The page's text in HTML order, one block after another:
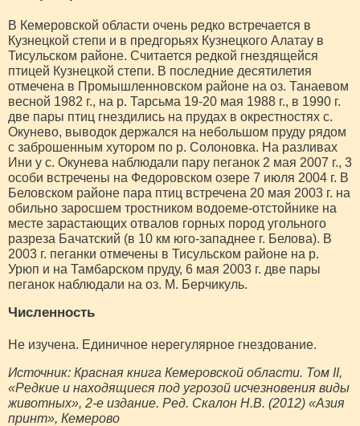
В Кемеровской области очень редко встречается в
Кузнецкой степи и в предгорьях Кузнецкого Алатау в
Тисульском районе. Считается редкой гнездящейся
птицей Кузнецкой степи. В последние десятилетия
отмечена в Промышленновском районе на оз. Танаевом
весной 1982 г., на р. Тарсьма 19-20 мая 1988 г., в 1990 г.
две пары птиц гнездились на прудах в окрестностях с.
Окунево, выводок держался на небольшом пруду рядом
с заброшенным хутором по р. Солоновка. На разливах
Ини у с. Окунева наблюдали пару пеганок 2 мая 2007 г., 3
особи встречены на Федоровском озере 7 июля 2004 г. В
Беловском районе пара птиц встречена 20 мая 2003 г. на
обильно заросшем тростником водоеме-отстойнике на
месте зарастающих отвалов горных пород угольного
разреза Бачатский (в 10 км юго-западнее г. Белова). В
2003 г. пеганки отмечены в Тисульском районе на р.
Урюп и на Тамбарском пруду, 6 мая 2003 г. две пары
пеганок наблюдали на оз. М. Берчикуль.
Численность
Не изучена. Единичное нерегулярное гнездование.
Источник: Красная книга Кемеровской области. Том II,
«Редкие и находящиеся под угрозой исчезновения виды
животных», 2-е издание. Ред. Скалон Н.В. (2012) «Азия
принт», Кемерово